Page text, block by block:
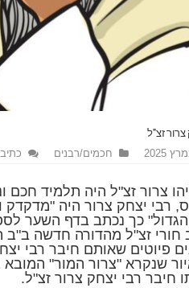
צרור זצ"ל
חכמים/רבנים
צרור זצ"ל היה תלמיד חכם
רבי יצחק צרור היה "מדקדק
כך נכתב בדף השער
חורי זצ"ל מהדורה חדשה ב"ב
פיוטים שאותם חיבר רבי
שנקרא "צרור המור"
חיבר רבי יצחק צרור זצ"ל.